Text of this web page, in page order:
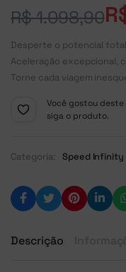
R$1.098,90
Desperte o potencial
Aceleração excepcional,
Torne cada viagem
Você gostou
siga o produto.
Categoria: Speed Infinity
Descrição